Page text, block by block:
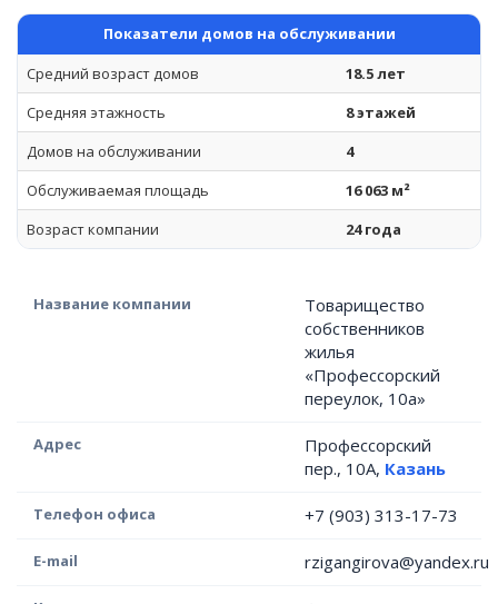
Показатели домов на обслуживании
Средний возраст домов
18.5 лет
Средняя этажность
8 этажей
Домов на обслуживании
4
Обслуживаемая площадь
16 063 м²
Возраст компании
24 года
Название компании
Товарищество
собственников
жилья
«Профессорский
переулок, 10а»
Адрес
Профессорский
пер., 10А, Казань
Телефон офиса +7 (903) 313-17-73
E-mail rzigangirova@yandex.ru